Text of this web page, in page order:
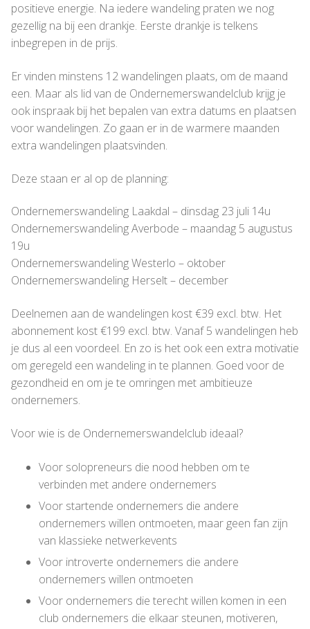
positieve energie. Na iedere wandeling praten we nog
gezellig na bij een drankje. Eerste drankje is telkens
inbegrepen in de prijs.
Er vinden minstens 12 wandelingen plaats, om de maand
een. Maar als lid van de Ondernemerswandelclub krijg je
ook inspraak bij het bepalen van extra datums en plaatsen
voor wandelingen. Zo gaan er in de warmere maanden
extra wandelingen plaatsvinden.
Deze staan er al op de planning:
Ondernemerswandeling Laakdal – dinsdag 23 juli 14u
Ondernemerswandeling Averbode – maandag 5 augustus
19u
Ondernemerswandeling Westerlo – oktober
Ondernemerswandeling Herselt – december
Deelnemen aan de wandelingen kost €39 excl. btw. Het
abonnement kost €199 excl. btw. Vanaf 5 wandelingen heb
je dus al een voordeel. En zo is het ook een extra motivatie
om geregeld een wandeling in te plannen. Goed voor de
gezondheid en om je te omringen met ambitieuze
ondernemers.
Voor wie is de Ondernemerswandelclub ideaal?
Voor solopreneurs die nood hebben om te
verbinden met andere ondernemers
Voor startende ondernemers die andere
ondernemers willen ontmoeten, maar geen fan zijn
van klassieke netwerkevents
Voor introverte ondernemers die andere
ondernemers willen ontmoeten
Voor ondernemers die terecht willen komen in een
club ondernemers die elkaar steunen, motiveren,